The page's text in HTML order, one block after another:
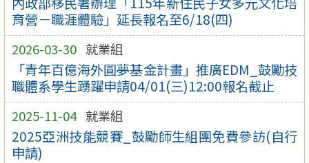
育營－職涯體驗」延長報名至6/18(四)
2026-03-30 就業組
「青年百億海外圓夢基金計畫」推廣EDM_鼓勵技
職體系學生踴躍申請04/01(三)12:00報名截止
2025-11-04 就業組
2025亞洲技能競賽_鼓勵師生組團免費參訪(自行
申請)